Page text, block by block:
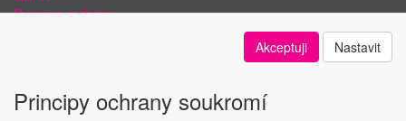
Doprava a platba
Akceptuji Nastavit
Principy ochrany soukromí